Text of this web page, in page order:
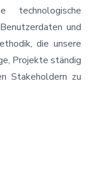
technologische
und
die unsere
Projekte ständig
Stakeholdern zu